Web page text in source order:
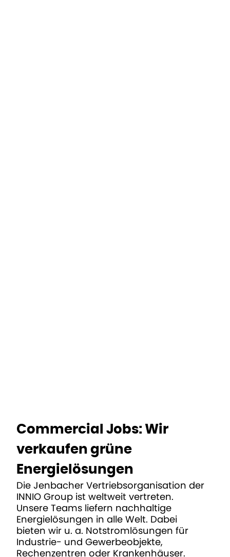
Commercial Jobs: Wir
verkaufen grüne
Energielösungen
Die Jenbacher Vertriebsorganisation der
INNIO Group ist weltweit vertreten.
Unsere Teams liefern nachhaltige
Energielösungen in alle Welt. Dabei
bieten wir u. a. Notstromlösungen für
Industrie- und Gewerbeobjekte,
Rechenzentren oder Krankenhäuser.